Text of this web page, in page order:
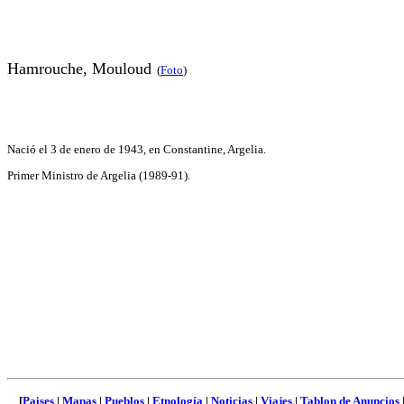
Hamrouche, Mouloud (Foto)
Nació el 3 de enero de 1943, en Constantine, Argelia.
Primer Ministro de Argelia (1989-91).
[Paises | Mapas | Pueblos | Etnología | Noticias | Viajes | Tablon de Anuncios |